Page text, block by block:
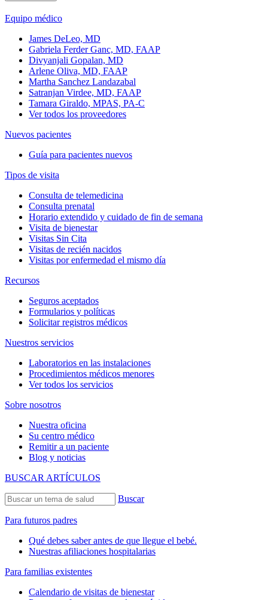
Equipo médico
James DeLeo, MD
Gabriela Ferder Ganc, MD, FAAP
Divyanjali Gopalan, MD
Arlene Oliva, MD, FAAP
Martha Sanchez Landazabal
Satranjan Virdee, MD, FAAP
Tamara Giraldo, MPAS, PA-C
Ver todos los proveedores
Nuevos pacientes
Guía para pacientes nuevos
Tipos de visita
Consulta de telemedicina
Consulta prenatal
Horario extendido y cuidado de fin de semana
Visita de bienestar
Visitas Sin Cita
Visitas de recién nacidos
Visitas por enfermedad el mismo día
Recursos
Seguros aceptados
Formularios y políticas
Solicitar registros médicos
Nuestros servicios
Laboratorios en las instalaciones
Procedimientos médicos menores
Ver todos los servicios
Sobre nosotros
Nuestra oficina
Su centro médico
Remitir a un paciente
Blog y noticias
BUSCAR ARTÍCULOS
Buscar
Para futuros padres
Qué debes saber antes de que llegue el bebé.
Nuestras afiliaciones hospitalarias
Para familias existentes
Calendario de visitas de bienestar